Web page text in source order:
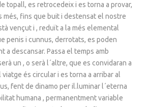
topall, es retrocedeix i es torna a provar,
més, fins que buit i destensat el nostre
vençut i , reduït a la més elemental
penis i cunnus, derrotats, es poden
a descansar. Passa el temps amb
un , o serà l´altre, que es convidaran a
és circular i es torna a arribar al
fent de dinamo per il.luminar l´eterna
humana , permanentment variable